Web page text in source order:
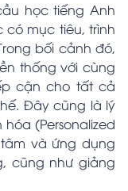
học tiếng Anh
mục tiêu, trình
bối cảnh đó,
thống với cùng
cận cho tất cả
Đây cũng là lý
(Personalized
và ứng dụng
cũng như giảng